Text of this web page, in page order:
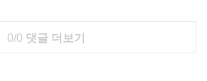
0/0 댓글 더보기